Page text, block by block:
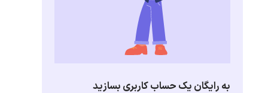
به رایگان یک حساب کاربری بسازید